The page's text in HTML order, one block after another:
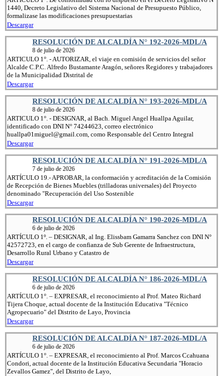
1440, Decreto Legislativo del Sistema Nacional de Presupuesto Público,
formalizase las modificaciones presupuestarias
Descargar
RESOLUCIÓN DE ALCALDÍA N° 192-2026-MDL/A
8 de julio de 2026
ARTICULO 1°. - AUTORIZAR, el viaje en comisión de servicios del señor
Alcalde C.P.C. Alfredo Bustamante Aragón, señores Regidores y trabajadores
de la Municipalidad Distrital de
Descargar
RESOLUCIÓN DE ALCALDÍA N° 193-2026-MDL/A
8 de julio de 2026
ARTICULO 1°. - DESIGNAR, al Bach. Miguel Angel Huallpa Aguilar,
identificado con DNI N° 74244623, correo electrónico
huallpa01miguel@gmail.com, como Responsable del Centro Integral
Descargar
RESOLUCIÓN DE ALCALDÍA N° 191-2026-MDL/A
7 de julio de 2026
ARTÍCULO 19.- APROBAR, la conformación y acreditación de la Comisión
de Recepción de Bienes Muebles (trilladoras universales) del Proyecto
denominado "Recuperación del Uso Sostenible
Descargar
RESOLUCIÓN DE ALCALDÍA N° 190-2026-MDL/A
6 de julio de 2026
ARTÍCULO 1º. – DESIGNAR, al Ing. Elissbam Gamarra Sanchez con DNI N°
42572723, en el cargo de confianza de Sub Gerente de Infraestructura,
Desarrollo Rural Urbano y Catastro de
Descargar
RESOLUCIÓN DE ALCALDÍA N° 186-2026-MDL/A
6 de julio de 2026
ARTÍCULO 1°. – EXPRESAR, el reconocimiento al Prof. Mateo Richard
Tijera Choque, actual docente de la Institución Educativa "Técnico
Agropecuario" del Distrito de Layo, Provincia
Descargar
RESOLUCIÓN DE ALCALDÍA N° 187-2026-MDL/A
6 de julio de 2026
ARTÍCULO 1°. – EXPRESAR, el reconocimiento al Prof. Marcos Ccahuana
Condori, actual docente de la Institución Educativa Secundaria "Horacio
Zevallos Gamez", del Distrito de Layo,